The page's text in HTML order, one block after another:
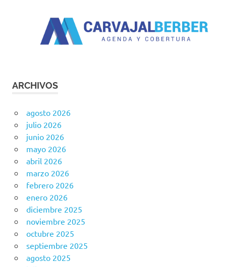
ARCHIVOS
agosto 2026
julio 2026
junio 2026
mayo 2026
abril 2026
marzo 2026
febrero 2026
enero 2026
diciembre 2025
noviembre 2025
octubre 2025
septiembre 2025
agosto 2025